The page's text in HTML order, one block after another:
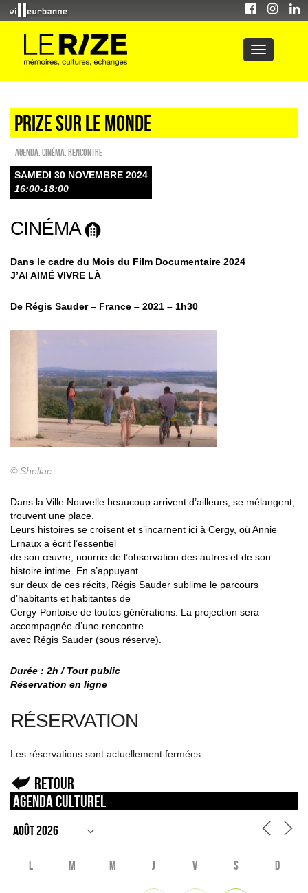
PRIZE SUR LE MONDE
_Agenda Cinéma Rencontre
SAMEDI 30 NOVEMBRE 2024
16:00-18:00
CINÉMA
Dans le cadre du Mois du Film Documentaire 2024
J’AI AIMÉ VIVRE LÀ
De Régis Sauder – France – 2021 – 1h30
© Shellac
Dans la Ville Nouvelle beaucoup arrivent d’ailleurs, se mélangent,
trouvent une place.
Leurs histoires se croisent et s’incarnent ici à Cergy, où Annie
Ernaux a écrit l’essentiel
de son œuvre, nourrie de l’observation des autres et de son
histoire intime. En s’appuyant
sur deux de ces récits, Régis Sauder sublime le parcours
d’habitants et habitantes de
Cergy-Pontoise de toutes générations. La projection sera
accompagnée d’une rencontre
avec Régis Sauder (sous réserve).
Durée : 2h / Tout public
Réservation en ligne
RÉSERVATION
Les réservations sont actuellement fermées.
Retour
Agenda culturel
L M M J V S D